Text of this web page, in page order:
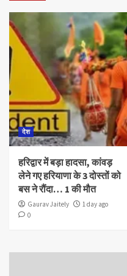
देश
हरिद्वार में बड़ा हादसा, कांवड़
लेने गए हरियाणा के 3 दोस्तों को
बस ने रौंदा… 1 की मौत
Gaurav Jaitely
1 day ago
0